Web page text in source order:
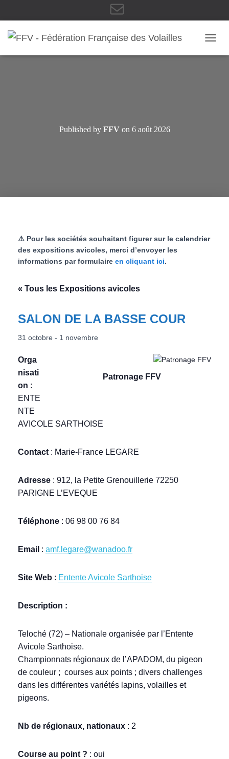
E
l
Published by FFVon 6 août 2026
⚠️ Pour les sociétés souhaitant figurer sur le calendrier
des expositions avicoles, merci d’envoyer les
informations par formulaire en cliquant ici.
« Tous les Expositions avicoles
SALON DE LA BASSE COUR
31 octobre - 1 novembre
Patronage FFV
Orga
nisati
on :
ENTE
NTE
AVICOLE SARTHOISE
Contact : Marie-France LEGARE
Adresse : 912, la Petite Grenouillerie 72250
PARIGNE L’EVEQUE
Téléphone : 06 98 00 76 84
Email : amf.legare@wanadoo.fr
Site Web : Entente Avicole Sarthoise
Description :
Teloché (72) – Nationale organisée par l’Entente
Avicole Sarthoise.
Championnats régionaux de l’APADOM, du pigeon
de couleur ; courses aux points ; divers challenges
dans les différentes variétés lapins, volailles et
pigeons.
Nb de régionaux, nationaux : 2
Course au point ? : oui